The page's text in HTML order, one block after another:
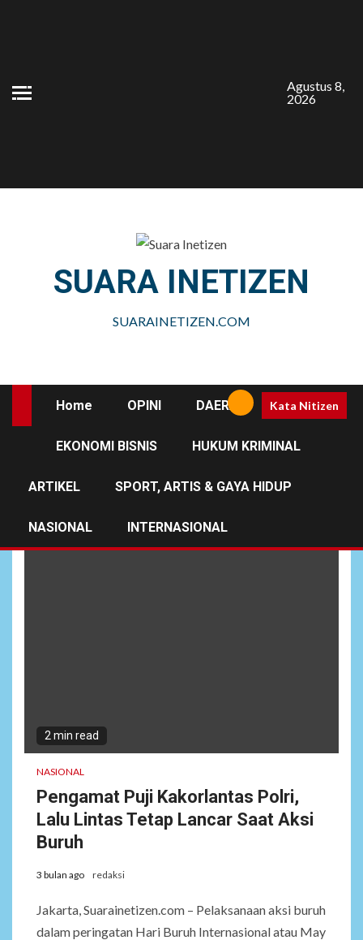
Agustus 8,
2026
SUARA INETIZEN
SUARAINETIZEN.COM
Home OPINI DAERAH
EKONOMI BISNIS HUKUM KRIMINAL
ARTIKEL SPORT, ARTIS & GAYA HIDUP
NASIONAL INTERNASIONAL
Kata Nitizen
2 min read
NASIONAL
Pengamat Puji Kakorlantas Polri,
Lalu Lintas Tetap Lancar Saat Aksi
Buruh
3 bulan ago redaksi
Jakarta, Suarainetizen.com – Pelaksanaan aksi buruh
dalam peringatan Hari Buruh Internasional atau May